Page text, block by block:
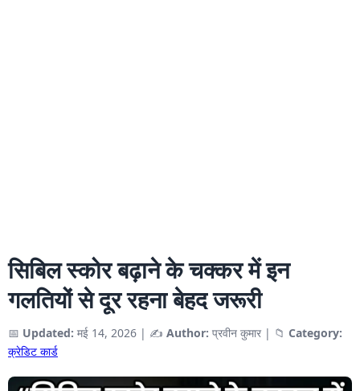
सिबिल स्कोर बढ़ाने के चक्कर में इन
गलतियों से दूर रहना बेहद जरूरी
📅 Updated: मई 14, 2026 | ✍️ Author: प्रवीन कुमार | 📁 Category:
क्रेडिट कार्ड